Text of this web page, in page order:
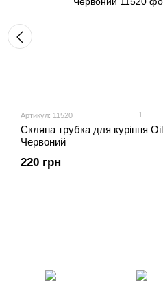
Артикул: 11520 1
Скляна трубка для куріння
Червоний
220 грн